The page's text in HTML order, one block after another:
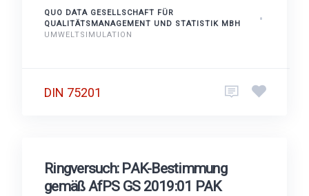
QUO DATA GESELLSCHAFT FÜR
QUALITÄTSMANAGEMENT UND STATISTIK MBH
UMWELTSIMULATION
DIN 75201
Ringversuch: PAK-Bestimmung
gemäß AfPS GS 2019:01 PAK